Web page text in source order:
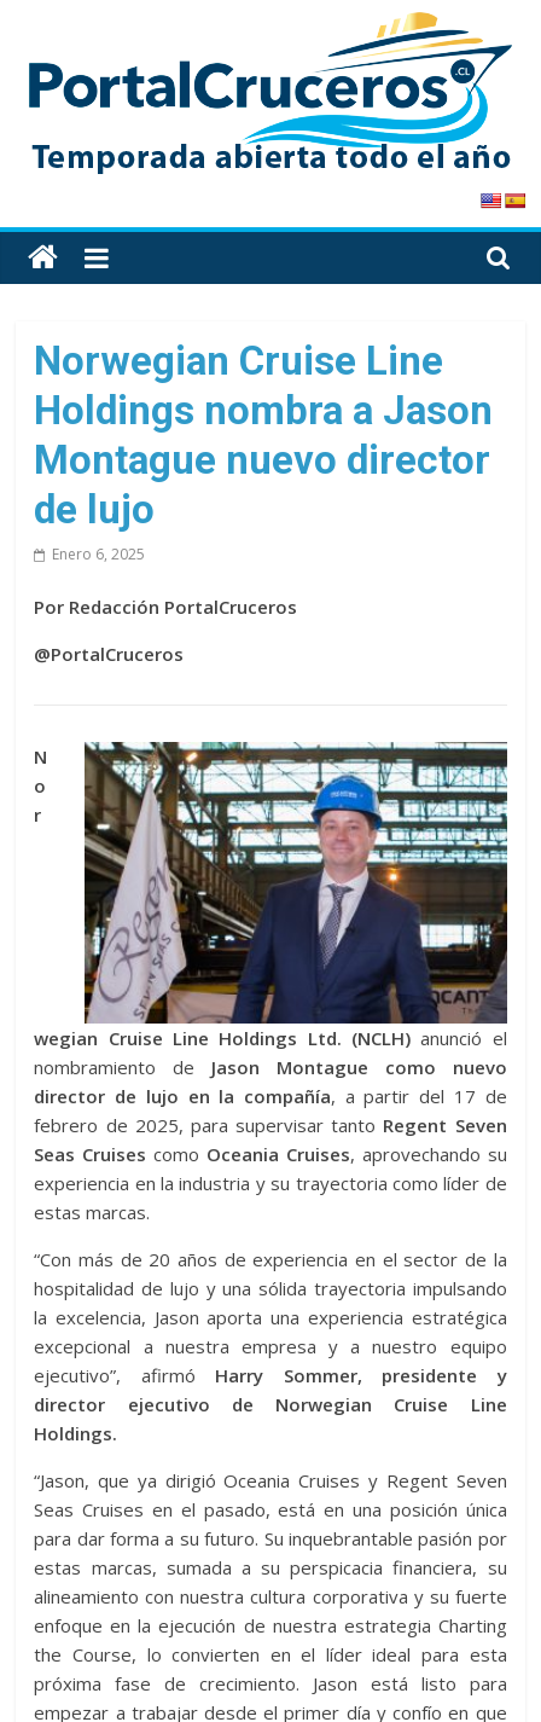
content
PortalCruceros
Toda
la
de
cruceros
en
un
solo
sitio
Norwegian Cruise Line
Holdings nombra a Jason
Montague nuevo director
de lujo
Enero 6, 2025
Por Redacción PortalCruceros
@PortalCruceros
N
o
r
wegian Cruise Line Holdings Ltd. (NCLH)anunció el
nombramiento de Jason Montague como nuevo
director de lujo en la compañía, a partir del 17 de
febrero de 2025, para supervisar tanto Regent Seven
Seas Cruises como Oceania Cruises, aprovechando su
experiencia en la industria y su trayectoria como líder de
estas marcas.
“Con más de 20 años de experiencia en el sector de la
hospitalidad de lujo y una sólida trayectoria impulsando
la excelencia, Jason aporta una experiencia estratégica
excepcional a nuestra empresa y a nuestro equipo
ejecutivo”, afirmó Harry Sommer, presidente y
director ejecutivo de Norwegian Cruise Line
Holdings.
“Jason, que ya dirigió Oceania Cruises y Regent Seven
Seas Cruises en el pasado, está en una posición única
para dar forma a su futuro. Su inquebrantable pasión por
estas marcas, sumada a su perspicacia financiera, su
alineamiento con nuestra cultura corporativa y su fuerte
enfoque en la ejecución de nuestra estrategia Charting
the Course, lo convierten en el líder ideal para esta
próxima fase de crecimiento. Jason está listo para
empezar a trabajar desde el primer día y confío en que